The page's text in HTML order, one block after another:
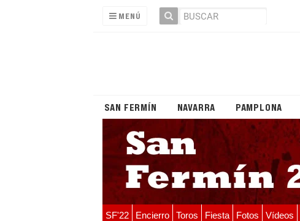
MENÚ
SAN FERMÍN NAVARRA PAMPLONA
SF'22 Encierro Toros Fiesta Fotos Vídeos